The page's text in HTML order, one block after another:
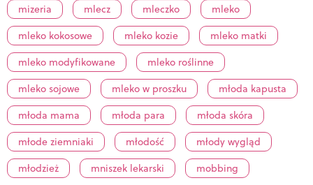
mizeria
mlecz mleczko
mleko
mleko kokosowe
mleko kozie
mleko matki
mleko modyfikowane
mleko roślinne
mleko sojowe
mleko w proszku
młoda kapusta
młoda mama
młoda para
młoda skóra
młode ziemniaki
młodość
młody wygląd
młodzież
mniszek lekarski mobbing